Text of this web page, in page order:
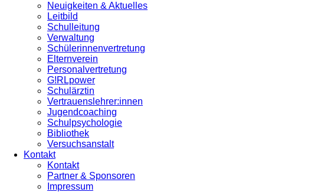
Neuigkeiten & Aktuelles
Leitbild
Schulleitung
Verwaltung
Schülerinnenvertretung
Elternverein
Personalvertretung
G!RLpower
Schulärztin
Vertrauenslehrer:innen
Jugendcoaching
Schulpsychologie
Bibliothek
Versuchsanstalt
Kontakt
Kontakt
Partner & Sponsoren
Impressum